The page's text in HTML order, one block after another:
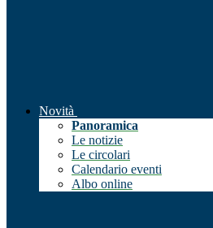
Novità
Panoramica
Le notizie
Le circolari
Calendario eventi
Albo online